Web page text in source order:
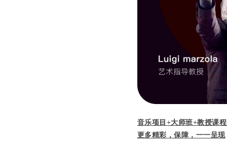
音乐项目+大师班+教授课
更多精彩，保障，一一呈现